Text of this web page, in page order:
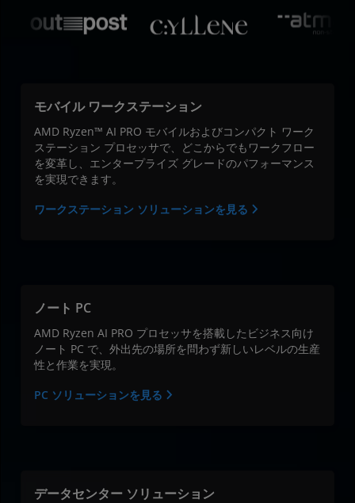
モバイル ワークステーション
AMD Ryzen™ AI PRO モバイルおよびコンパクト ワーク
ステーション プロセッサで、どこからでもワークフロー
を変革し、エンタープライズ グレードのパフォーマンス
を実現できます。
ワークステーション ソリューションを見る
ノート PC
AMD Ryzen AI PRO プロセッサを搭載したビジネス向け
ノート PC で、外出先の場所を問わず新しいレベルの生産
性と作業を実現。
PC ソリューションを見る
データセンター ソリューション